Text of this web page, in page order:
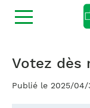
Ouvrir
la
Votez dès
Publié le 2025/04/